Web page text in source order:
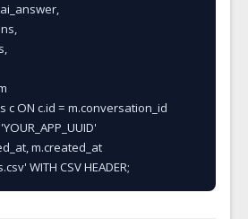
WITH CSV HEADER;